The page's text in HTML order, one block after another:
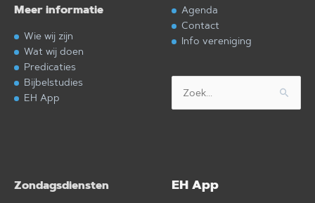
Meer informatie
Wie wij zijn
Wat wij doen
Predicaties
Bijbelstudies
EH App
Agenda
Contact
Info vereniging
naar:
Zondagsdiensten EH App